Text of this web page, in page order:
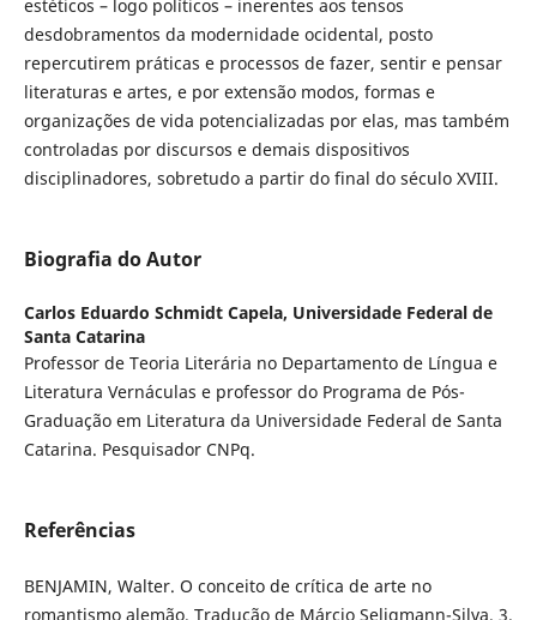
estéticos – logo políticos – inerentes aos tensos
desdobramentos da modernidade ocidental, posto
repercutirem práticas e processos de fazer, sentir e pensar
literaturas e artes, e por extensão modos, formas e
organizações de vida potencializadas por elas, mas também
controladas por discursos e demais dispositivos
disciplinadores, sobretudo a partir do final do século XVIII.
Biografia do Autor
Carlos Eduardo Schmidt Capela, Universidade Federal de
Santa Catarina
Professor de Teoria Literá­ria no Departa­mento de Língua e
Literatura Vernáculas e professor do Programa de Pós-
Gradua­ção em Literatura da Universidade Federal de Santa
Catarina. Pesquisa­dor CNPq.
Referências
BENJAMIN, Walter. O conceito de crítica de arte no
romantismo alemão. Tradução de Márcio Seligmann-Silva. 3.